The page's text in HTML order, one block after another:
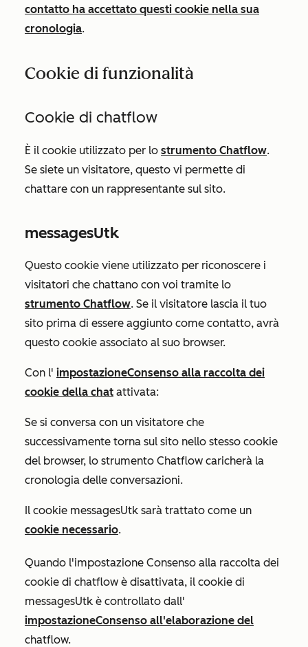
contatto ha accettato questi cookie nella sua
cronologia.
Cookie di funzionalità
Cookie di chatflow
È il cookie utilizzato per lo strumento Chatflow.
Se siete un visitatore, questo vi permette di
chattare con un rappresentante sul sito.
messagesUtk
Questo cookie viene utilizzato per riconoscere i
visitatori che chattano con voi tramite lo
strumento Chatflow. Se il visitatore lascia il tuo
sito prima di essere aggiunto come contatto, avrà
questo cookie associato al suo browser.
Con l' impostazioneConsenso alla raccolta dei
cookie della chat attivata:
Se si conversa con un visitatore che
successivamente torna sul sito nello stesso cookie
del browser, lo strumento Chatflow caricherà la
cronologia delle conversazioni.
Il cookie messagesUtk sarà trattato come un
cookie necessario.
Quando l'impostazione Consenso alla raccolta dei
cookie di chatflow è disattivata, il cookie di
messagesUtk è controllato dall'
impostazioneConsenso all'elaborazione del
chatflow.